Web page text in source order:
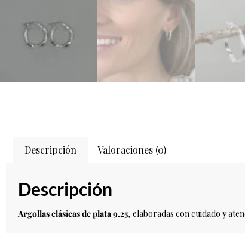
Descripción Valoraciones (0)
Descripción
Argollas clásicas de plata 9.25, elaboradas con cuidado y